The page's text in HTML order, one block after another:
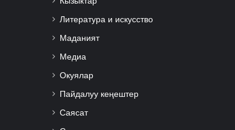
Литература и искусство
Маданият
Медиа
Окуялар
Пайдалуу кеңештер
Саясат